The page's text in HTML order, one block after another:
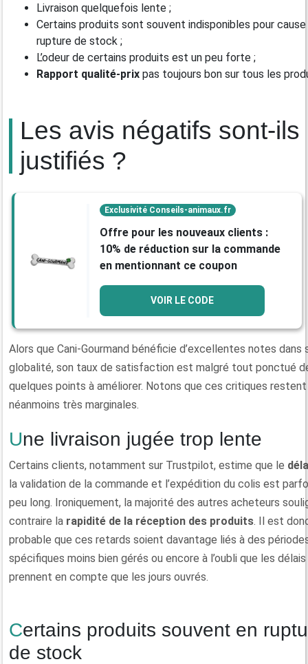
Livraison quelquefois lente ;
Certains produits sont souvent indisponibles pour
rupture de stock ;
L’odeur de certains produits est un peu forte ;
Rapport qualité-prix pas toujours bon sur tous les
Les avis négatifs sont-ils
justifiés ?
Exclusivité Conseils-animaux.fr
Offre pour les nouveaux clients :
10% de réduction sur la commande
en mentionnant ce coupon
VOIR LE CODE
Alors que Cani-Gourmand bénéficie d’excellentes notes dans
globalité, son taux de satisfaction est malgré tout ponctué
quelques points à améliorer. Notons que ces critiques restent
néanmoins très marginales.
Une livraison jugée trop lente
Certains clients, notamment sur Trustpilot, estime que le
la validation de la commande et l’expédition du colis est
peu long. Ironiquement, la majorité des autres acheteurs
contraire la rapidité de la réception des produits. Il est
probable que ces retards soient davantage liés à des
spécifiques moins bien gérés ou encore à l’oubli que les délais
prennent en compte que les jours ouvrés.
Certains produits souvent en rupture
de stock